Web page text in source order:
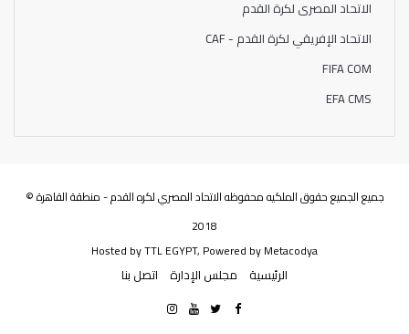
الاتحاد المصرى لكرة القدم
الاتحاد الإفريقي لكرة القدم - CAF
FIFA COM
EFA CMS
جميع الجميع حقوق الملكيه محفوظه الاتحاد المصري لكره القدم - منطقة القاهرة ©
2018
Hosted byTTL EGYPT, Powered byMetacodya
الرئيسية مجلس الإدارة اتصل بنا